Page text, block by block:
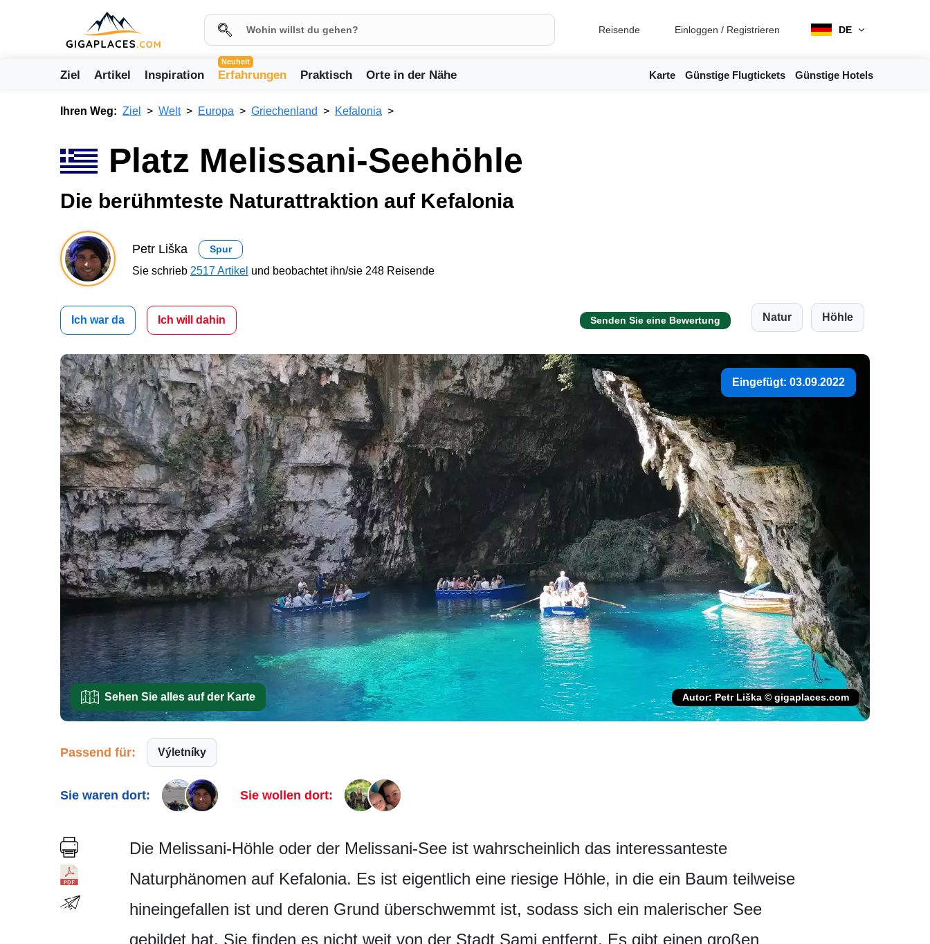
Reisende Einloggen / Registrieren DE
Ziel Artikel Inspiration
Neuheit
Erfahrungen Praktisch Orte in der Nähe Karte Günstige Flugtickets Günstige Hotels
Ihren Weg: Ziel Welt Europa Griechenland Kefalonia
Platz Melissani-Seehöhle
Die berühmteste Naturattraktion auf Kefalonia
Petr Liška Spur
Sie schrieb 2517 Artikel und beobachtet ihn/sie 248 Reisende
Ich war da Ich will dahin Senden Sie eine Bewertung Natur Höhle
Eingefügt: 03.09.2022
Sehen Sie alles auf der Karte Autor: Petr Liška © gigaplaces.com
Passend für: Výletníky
Sie waren dort: Sie wollen dort:
Die Melissani-Höhle oder der Melissani-See ist wahrscheinlich das interessanteste
Naturphänomen auf Kefalonia. Es ist eigentlich eine riesige Höhle, in die ein Baum teilweise
hineingefallen ist und deren Grund überschwemmt ist, sodass sich ein malerischer See
gebildet hat. Sie finden es nicht weit von der Stadt Sami entfernt. Es gibt einen großen